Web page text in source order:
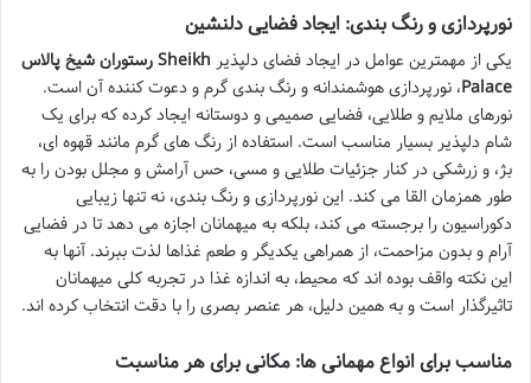
نورپردازی و رنگ بندی: ایجاد فضایی دلنشین
یکی از مهمترین عوامل در ایجاد فضای دلپذیر
رستوران شیخ پالاس Sheikh
Palace، نورپردازی هوشمندانه و رنگ بندی گرم و دعوت کننده آن است.
نورهای ملایم و طلایی، فضایی صمیمی و دوستانه ایجاد کرده که برای یک
شام دلپذیر بسیار مناسب است. استفاده از رنگ های گرم مانند قهوه ای،
بژ، و زرشکی در کنار جزئیات طلایی و مسی، حس آرامش و مجلل بودن را به
طور همزمان القا می کند. این نورپردازی و رنگ بندی، نه تنها زیبایی
دکوراسیون را برجسته می کند، بلکه به میهمانان اجازه می دهد تا در فضایی
آرام و بدون مزاحمت، از همراهی یکدیگر و طعم غذاها لذت ببرند. آنها به
این نکته واقف بوده اند که محیط، به اندازه غذا در تجربه کلی میهمانان
تاثیرگذار است و به همین دلیل، هر عنصر بصری را با دقت انتخاب کرده اند.
مناسب برای انواع مهمانی ها: مکانی برای هر مناسبت